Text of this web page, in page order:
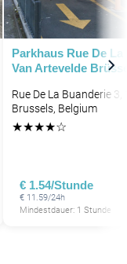
P
Parkhaus Rue De
Van Artevelde
Rue De La Buanderie 3,
Brussels, Belgium
★★★★☆
€ 1.54/Stunde
€ 11.59/24h
Mindestdauer: 1 Stunde